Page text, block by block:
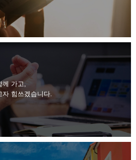
께 가고,
자 힘쓰겠습니다.